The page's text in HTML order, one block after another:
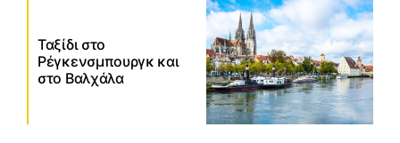
Ταξίδι στο
Ρέγκενσμπουργκ και
στο Βαλχάλα